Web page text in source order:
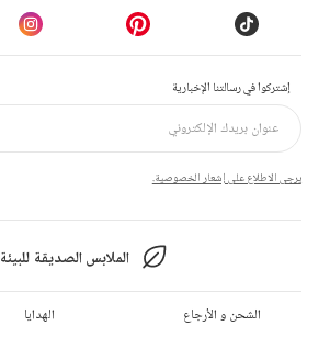
إشتركوا في رسالتنا الإخبارية
يرجى الاطلاع على إشعار الخصوصية.
الملابس الصديقة للبيئة
الشحن و الأرجاع
الهدايا